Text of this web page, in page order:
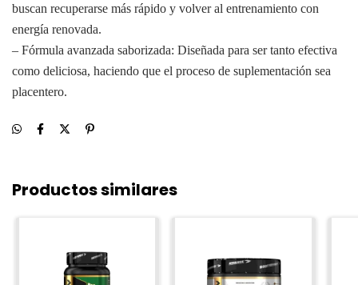
buscan recuperarse más rápido y volver al entrenamiento con
energía renovada.
– Fórmula avanzada saborizada: Diseñada para ser tanto efectiva
como deliciosa, haciendo que el proceso de suplementación sea
placentero.
Productos similares